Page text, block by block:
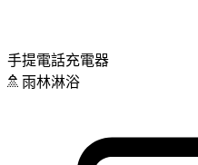
手提電話充電器
雨林淋浴